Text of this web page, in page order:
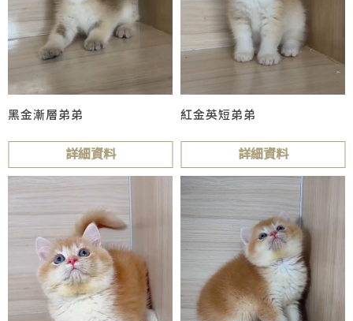
黑金漸層弟弟
詳細資料
紅金英短弟弟
詳細資料